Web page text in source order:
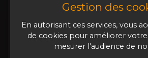
Équipements modernes
Certificat de ramonage
Gestion des
En autorisant ces services, vous
de cookies pour améliorer
mesurer l'audience de